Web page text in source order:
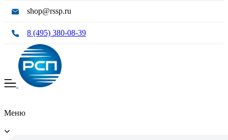
shop@rssp.ru
8 (495) 380-08-39
Меню